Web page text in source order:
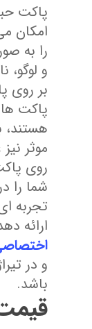
پاکت
امکان
را به‌
و لوگو،
بر روی
پاکت
هستند،
موثر
روی
شما را
تجربه
ارائه
و در
باشد.